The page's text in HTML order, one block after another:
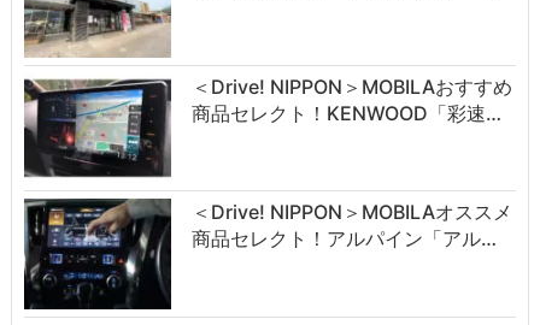
＜Drive! NIPPON＞MOBILAおすすめ
商品セレクト！KENWOOD「彩速…
＜Drive! NIPPON＞MOBILAオススメ
商品セレクト！アルパイン「アル…